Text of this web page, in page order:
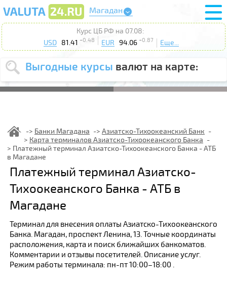
Магадан
Курс ЦБ РФ на 07.08:
USD 81.41 +0.48 EUR 94.06 +0.87 Еще...
Выгодные курсы валют на карте:
Выберите
USD EUR
курс от
Выберите
действие: Продать Купить
Поиск
Банки Магадана
Азиатско-Тихоокеанский Банк
Карта терминалов Азиатско-Тихоокеанского Банка
Платежный терминал Азиатско-Тихоокеанского Банка - АТБ
в Магадане
Платежный терминал Азиатско-
Тихоокеанского Банка - АТБ в
Магадане
Терминал для внесения оплаты Азиатско-Тихоокеанского
Банка. Магадан, проспект Ленина, 13. Точные координаты
расположения, карта и поиск ближайших банкоматов.
Комментарии и отзывы посетителей. Описание услуг.
Режим работы терминала: пн-пт 10:00–18:00 .